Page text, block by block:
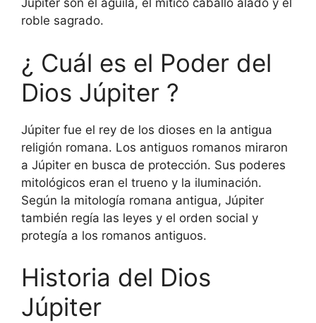
Júpiter son el águila, el mítico caballo alado y el
roble sagrado.
¿ Cuál es el Poder del
Dios Júpiter ?
Júpiter fue el rey de los dioses en la antigua
religión romana. Los antiguos romanos miraron
a Júpiter en busca de protección. Sus poderes
mitológicos eran el trueno y la iluminación.
Según la mitología romana antigua, Júpiter
también regía las leyes y el orden social y
protegía a los romanos antiguos.
Historia del Dios
Júpiter